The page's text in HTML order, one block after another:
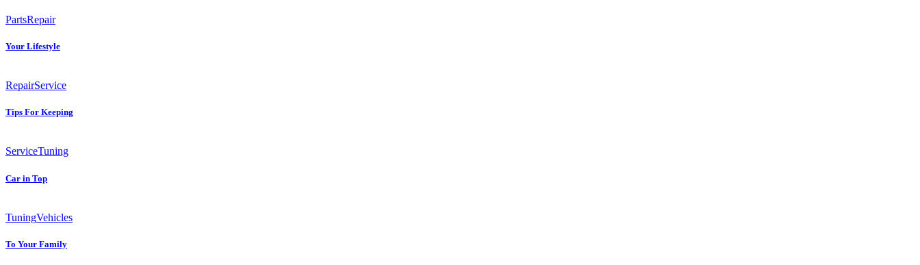
PartsRepair
Your Lifestyle
RepairService
Tips For Keeping
ServiceTuning
Car in Top
TuningVehicles
To Your Family